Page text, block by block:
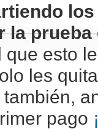
la
esto
les
pago